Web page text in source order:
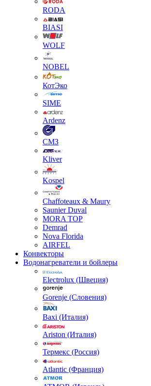
RODA
BIASI
WOLF
NOBEL
КотЭко
SIME
Ardenz
СМЗ
Kliver
Kospel
Chaffoteaux & Maury
Saunier Duval
MORA TOP
Demrad
Nova Florida
AIRFEL
Конвекторы
Водонагреватели и бойлеры
Electrolux (Швеция)
Gorenje (Словения)
Baxi (Италия)
Ariston (Италия)
Термекс (Россия)
Atlantic (Франция)